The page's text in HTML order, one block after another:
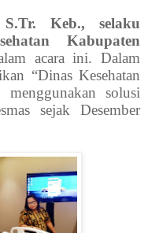
Keb., selaku
Kabupaten
acara ini. Dalam
“Dinas Kesehatan
solusi
sejak Desember